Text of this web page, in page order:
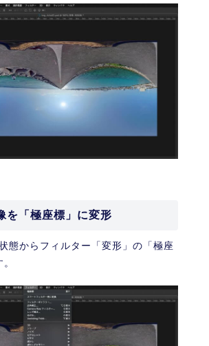
を「極座標」に変形
態からフィルター「変形」の「極座